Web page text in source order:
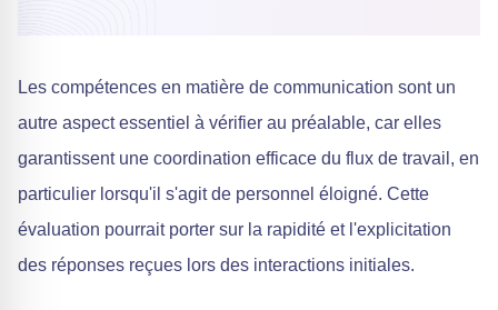
Les compétences en matière de communication sont un
autre aspect essentiel à vérifier au préalable, car elles
garantissent une coordination efficace du flux de travail, en
particulier lorsqu'il s'agit de personnel éloigné. Cette
évaluation pourrait porter sur la rapidité et l'explicitation
des réponses reçues lors des interactions initiales.